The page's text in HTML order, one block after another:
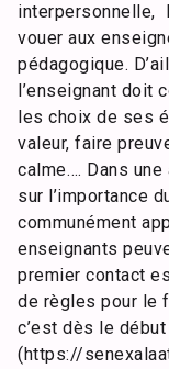
interpersonnelle,
vouer aux
pédagogique.
l’enseignant doit
les choix de ses
valeur, faire
calme…. Dans une
sur l’importance
communément
enseignants
premier contact
de règles pour le
c’est dès le
(https://